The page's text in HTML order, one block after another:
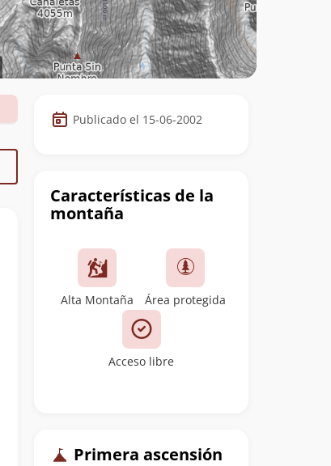
Datos
de
cumbre
Publicado el 15-06-2002
Características de la
montaña
Alta Montaña Área protegida
Acceso libre
Primera ascensión